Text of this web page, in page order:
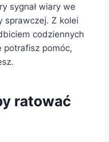
sygnał wiary we
sprawczej. Z kolei
codziennych
potrafisz pomóc,
ratować